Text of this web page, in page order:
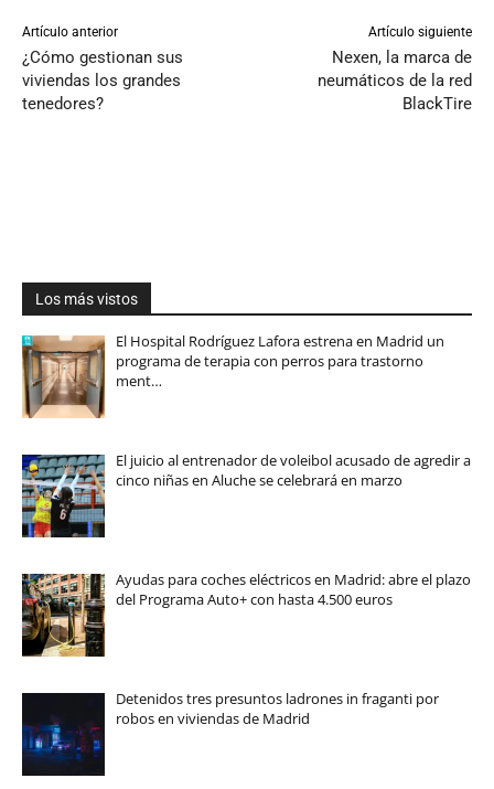
Artículo anterior
¿Cómo gestionan sus
viviendas los grandes
tenedores?
Artículo siguiente
Nexen, la marca de
neumáticos de la red
BlackTire
Los más vistos
El Hospital Rodríguez Lafora estrena en Madrid un
programa de terapia con perros para trastorno
ment…
El juicio al entrenador de voleibol acusado de agredir a
cinco niñas en Aluche se celebrará en marzo
Ayudas para coches eléctricos en Madrid: abre el plazo
del Programa Auto+ con hasta 4.500 euros
Detenidos tres presuntos ladrones in fraganti por
robos en viviendas de Madrid